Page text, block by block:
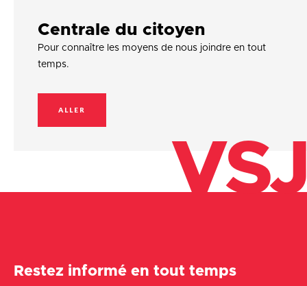
Centrale du citoyen
Pour connaître les moyens de nous joindre en tout
temps.
ALLER
VSJ
Restez informé en tout temps